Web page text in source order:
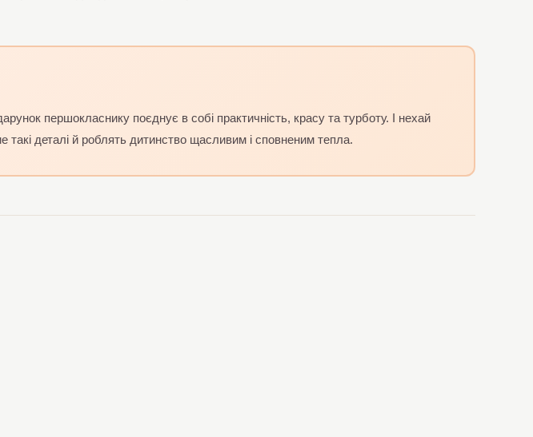
першокласнику поєднує в собі практичність, красу та турботу. І нехай
деталі й роблять дитинство щасливим і сповненим тепла.